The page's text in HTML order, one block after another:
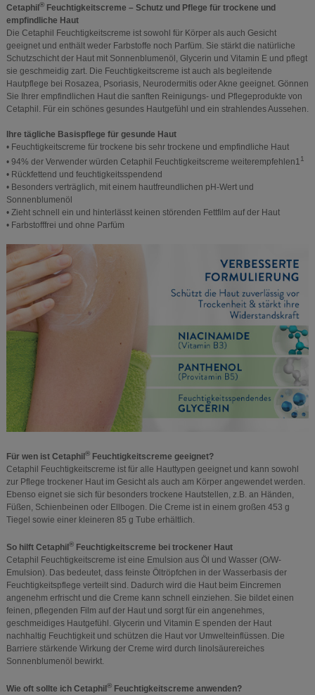
Cetaphil ®Feuchtigkeitscreme – Schutz und Pflege für trockene und
empfindliche Haut
Die Cetaphil Feuchtigkeitscreme ist sowohl für Körper als auch Gesicht
geeignet und enthält weder Farbstoffe noch Parfüm. Sie stärkt die natürliche
Schutzschicht der Haut mit Sonnenblumenöl, Glycerin und Vitamin E und pflegt
sie geschmeidig zart. Die Feuchtigkeitscreme ist auch als begleitende
Hautpflege bei Rosazea, Psoriasis, Neurodermitis oder Akne geeignet. Gönnen
Sie Ihrer empfindlichen Haut die sanften Reinigungs- und Pflegeprodukte von
Cetaphil. Für ein schönes gesundes Hautgefühl und ein strahlendes Aussehen.
Ihre tägliche Basispflege für gesunde Haut
• Feuchtigkeitscreme für trockene bis sehr trockene und empfindliche Haut
• 94% der Verwender würden Cetaphil Feuchtigkeitscreme weiterempfehlen11
• Rückfettend und feuchtigkeitsspendend
• Besonders verträglich, mit einem hautfreundlichen pH-Wert und
Sonnenblumenöl
• Zieht schnell ein und hinterlässt keinen störenden Fettfilm auf der Haut
• Farbstofffrei und ohne Parfüm
Für wen ist Cetaphil®Feuchtigkeitscreme geeignet?
Cetaphil Feuchtigkeitscreme ist für alle Hauttypen geeignet und kann sowohl
zur Pflege trockener Haut im Gesicht als auch am Körper angewendet werden.
Ebenso eignet sie sich für besonders trockene Hautstellen, z.B. an Händen,
Füßen, Schienbeinen oder Ellbogen. Die Creme ist in einem großen 453 g
Tiegel sowie einer kleineren 85 g Tube erhältlich.
So hilft Cetaphil®Feuchtigkeitscreme bei trockener Haut
Cetaphil Feuchtigkeitscreme ist eine Emulsion aus Öl und Wasser (O/W-
Emulsion). Das bedeutet, dass feinste Öltröpfchen in der Wasserbasis der
Feuchtigkeitspflege verteilt sind. Dadurch wird die Haut beim Eincremen
angenehm erfrischt und die Creme kann schnell einziehen. Sie bildet einen
feinen, pflegenden Film auf der Haut und sorgt für ein angenehmes,
geschmeidiges Hautgefühl. Glycerin und Vitamin E spenden der Haut
nachhaltig Feuchtigkeit und schützen die Haut vor Umwelteinflüssen. Die
Barriere stärkende Wirkung der Creme wird durch linolsäurereiches
Sonnenblumenöl bewirkt.
Wie oft sollte ich Cetaphil®Feuchtigkeitscreme anwenden?